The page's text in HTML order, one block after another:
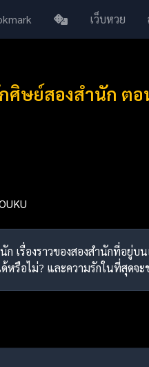
เว็บหวย
ศิษย์สองสำนัก ต
ก เรื่องราวของสองสำนักที่อยู่
รือไม่? และความรักในที่สุดจ